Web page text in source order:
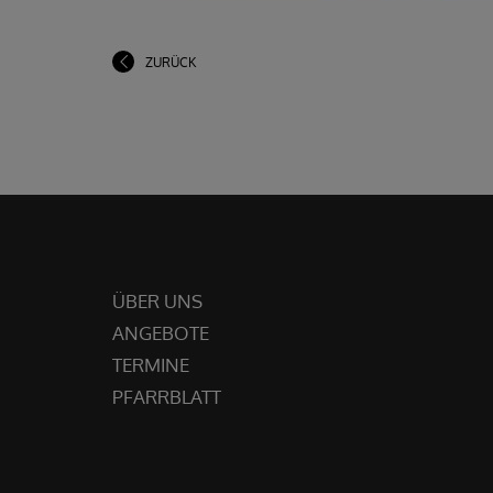
ZURÜCK
ÜBER UNS
ANGEBOTE
TERMINE
PFARRBLATT